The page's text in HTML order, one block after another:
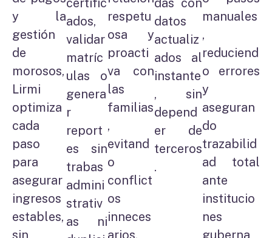
y la
gestión
de
morosos,
Lirmi
optimiza
cada
paso
para
asegurar
ingresos
estables,
sin
certific
ados,
validar
matríc
ulas o
genera
r
report
es sin
trabas
admini
strativ
as ni
respetu
osa y
proacti
va con
las
familias
,
evitand
o
conflict
os
inneces
arios.
das con
datos
actualiz
ados al
instante
, sin
depend
er de
terceros
.
manuales
,
reduciend
o errores
y
aseguran
do
trazabilid
ad total
ante
institucio
nes
guberna